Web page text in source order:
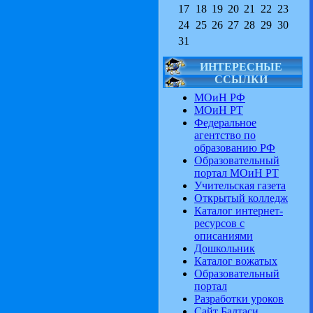
17 18 19 20 21 22 23
24 25 26 27 28 29 30
31
ИНТЕРЕСНЫЕ
ССЫЛКИ
МОиН РФ
МОиН РТ
Федеральное
агентство по
образованию РФ
Образовательный
портал МОиН РТ
Учительская газета
Открытый колледж
Каталог интернет-
ресурсов с
описаниями
Дошкольник
Каталог вожатых
Образовательный
портал
Разработки уроков